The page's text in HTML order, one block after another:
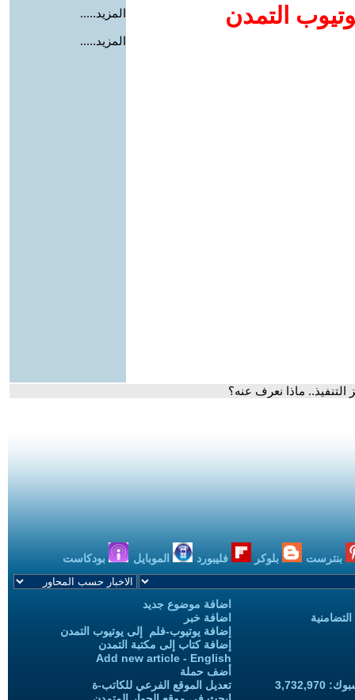
التمدن
المزيد.....
المزيد.....
التنفيذ.. ماذا نعرف عنه؟
بنترست بلوكر فليبورد الموبايل بودكاست
اضافة موضوع جديد
اضافة خبر
إضافة يوتيوب-فلم إلى يوتيوب التمدن
إضافة كتاب إلى مكتبة التمدن
Add new article - English
أضف حملة
تعديل الموقع الفرعي للكاتب-ة